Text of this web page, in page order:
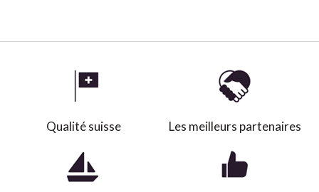
Qualité suisse Les meilleurs partenaires